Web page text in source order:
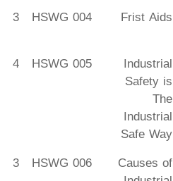
Frist Aids
HSWG 004
3
Industrial
Safety is
The
Industrial
Safe Way
HSWG 005
4
Causes of
HSWG 006
3